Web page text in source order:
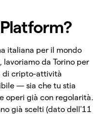
italiana per il mondo
da Torino per
di cripto-attività
— sia che tu stia
operi già con regolarità.
già scelti (dato dell'11